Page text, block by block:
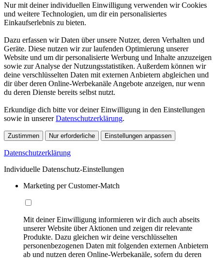
Nur mit deiner individuellen Einwilligung verwenden wir Cookies
und weitere Technologien, um dir ein personalisiertes
Einkaufserlebnis zu bieten.
Dazu erfassen wir Daten über unsere Nutzer, deren Verhalten und
Geräte. Diese nutzen wir zur laufenden Optimierung unserer
Website und um dir personalisierte Werbung und Inhalte anzuzeigen
sowie zur Analyse der Nutzungsstatistiken. Außerdem können wir
deine verschlüsselten Daten mit externen Anbietern abgleichen und
dir über deren Online-Werbekanäle Angebote anzeigen, nur wenn
du deren Dienste bereits selbst nutzt.
Erkundige dich bitte vor deiner Einwilligung in den Einstellungen
sowie in unsererDatenschutzerklärung.
Zustimmen Nur erforderliche Einstellungen anpassen
Datenschutzerklärung
Individuelle Datenschutz-Einstellungen
Marketing per Customer-Match
Mit deiner Einwilligung informieren wir dich auch abseits
unserer Website über Aktionen und zeigen dir relevante
Produkte. Dazu gleichen wir deine verschlüsselten
personenbezogenen Daten mit folgenden externen Anbietern
ab und nutzen deren Online-Werbekanäle, sofern du deren